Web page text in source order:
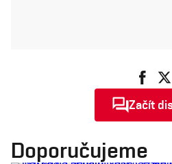
Začít
Doporučujeme